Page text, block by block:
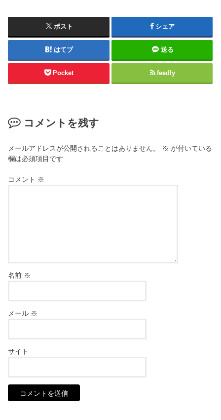
ポスト シェア
はてブ 送る
Pocket feedly
コメントを残す
メールアドレスが公開されることはありません。 ※ が付いている
欄は必須項目です
コメント ※
名前 ※
メール ※
サイト